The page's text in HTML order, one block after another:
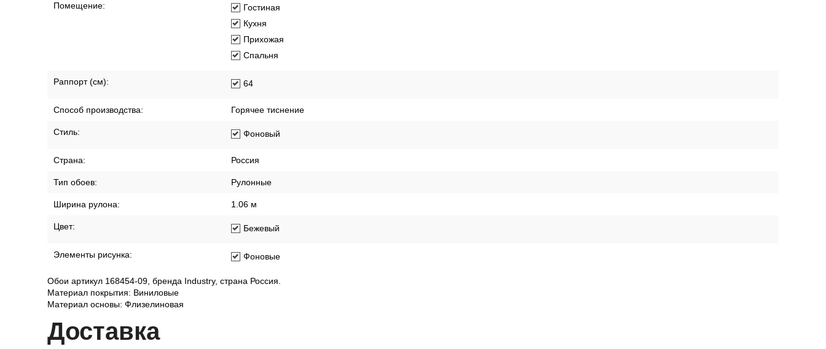
Помещение:
Гостиная
Кухня
Прихожая
Спальня
Раппорт (см): 64
Способ производства: Горячее тиснение
Стиль: Фоновый
Страна: Россия
Тип обоев: Рулонные
Ширина рулона: 1.06 м
Цвет: Бежевый
Элементы рисунка: Фоновые
Обои артикул 168454-09, бренда Industry, страна Россия.
Материал покрытия: Виниловые
Материал основы: Флизелиновая
Доставка